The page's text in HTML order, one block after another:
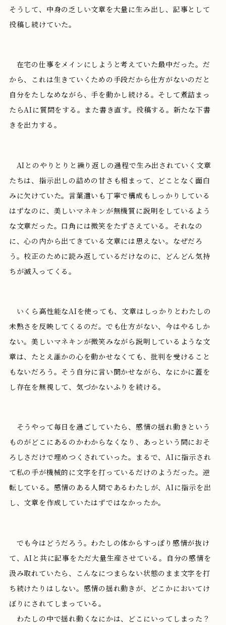
そうして、中身の乏しい文章を大量に生み出し、記事として
投稿し続けていた。
在宅の仕事をメインにしようと考えていた最中だった。だ
から、これは生きていくための手段だから仕方がないのだと
自分をたしなめながら、手を動かし続ける。そして煮詰まっ
たらAIに質問をする。また書き直す。投稿する。新たな下書
きを出力する。
AIとのやりとりと繰り返しの過程で生み出されていく文章
たちは、指示出しの詰めの甘さも相まって、どことなく面白
みに欠けていた。言葉遣いも丁寧で構成もしっかりしている
はずなのに、美しいマネキンが無機質に説明をしているよう
な文章だった。口角には微笑をたずさえている。それなの
に、心の内から出てきている文章には思えない。なぜだろ
う。校正のために読み返しているだけなのに、どんどん気持
ちが滅入ってくる。
いくら高性能なAIを使っても、文章はしっかりとわたしの
未熟さを反映してくるのだ。でも仕方がない、今はやるしか
ない。美しいマネキンが微笑みながら説明しているような文
章は、たとえ誰かの心を動かせなくても、批判を受けること
もないだろう。そう自分に言い聞かせながら、なにかに蓋を
し存在を無視して、気づかないふりを続ける。
そうやって毎日を過ごしていたら、感情の揺れ動きという
ものがどこにあるのかわからなくなり、あっという間におそ
ろしさだけで埋めつくされていった。まるで、AIに指示され
て私の手が機械的に文字を打っているだけのようだった。逆
転している。感情のある人間であるわたしが、AIに指示を出
し、文章を作成していたはずではなかったか。
でも今はどうだろう。わたしの体からすっぽり感情が抜け
て、AIと共に記事をただ大量生産させている。自分の感情を
汲み取れていたら、こんなにつまらない状態のまま文字を打
ち続けたりはしない。感情の揺れ動きが、どこかにおいてけ
ぼりにされてしまっている。
わたしの中で揺れ動くなにかは、どこにいってしまった？